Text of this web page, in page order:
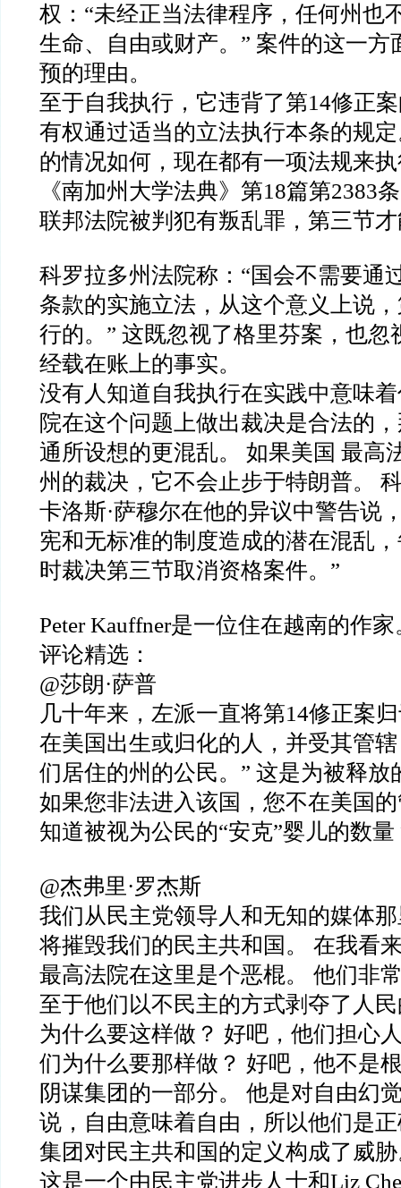
权：“未经正当法律程序，任何州也
生命、自由或财产。” 案件的这一方
预的理由。
至于自我执行，它违背了第14修正
有权通过适当的立法执行本条的规定
的情况如何，现在都有一项法规来
《南加州大学法典》第18篇第2383
联邦法院被判犯有叛乱罪，第三节
科罗拉多州法院称：“国会不需要通
条款的实施立法，从这个意义上说
行的。” 这既忽视了格里芬案，也忽
经载在账上的事实。
没有人知道自我执行在实践中意味
院在这个问题上做出裁决是合法的
通所设想的更混乱。 如果美国 最高
州的裁决，它不会止步于特朗普。
卡洛斯·萨穆尔在他的异议中警告说
宪和无标准的制度造成的潜在混乱
时裁决第三节取消资格案件。”
Peter Kauffner是一位住在越南的作家
评论精选：
@莎朗·萨普
几十年来，左派一直将第14修正案
在美国出生或归化的人，并受其管
们居住的州的公民。” 这是为被释放
如果您非法进入该国，您不在美国
知道被视为公民的“安克”婴儿的数量
@杰弗里·罗杰斯
我们从民主党领导人和无知的媒体
将摧毁我们的民主共和国。 在我看
最高法院在这里是个恶棍。 他们非
至于他们以不民主的方式剥夺了人
为什么要这样做？ 好吧，他们担心
们为什么要那样做？ 好吧，他不是
阴谋集团的一部分。 他是对自由幻
说，自由意味着自由，所以他们是
集团对民主共和国的定义构成了威
这是一个由民主党进步人士和Liz